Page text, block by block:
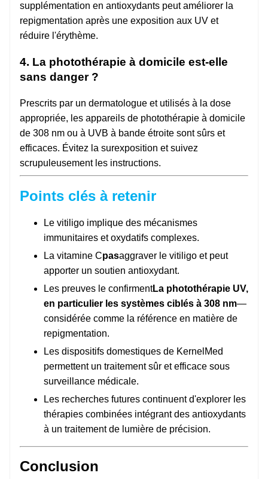
supplémentation en antioxydants peut améliorer la
repigmentation après une exposition aux UV et
réduire l'érythème.
4. La photothérapie à domicile est-elle
sans danger ?
Prescrits par un dermatologue et utilisés à la dose
appropriée, les appareils de photothérapie à domicile
de 308 nm ou à UVB à bande étroite sont sûrs et
efficaces. Évitez la surexposition et suivez
scrupuleusement les instructions.
Points clés à retenir
Le vitiligo implique des mécanismes
immunitaires et oxydatifs complexes.
La vitamine Cpasaggraver le vitiligo et peut
apporter un soutien antioxydant.
Les preuves le confirmentLa photothérapie UV,
en particulier les systèmes ciblés à 308 nm—
considérée comme la référence en matière de
repigmentation.
Les dispositifs domestiques de KernelMed
permettent un traitement sûr et efficace sous
surveillance médicale.
Les recherches futures continuent d'explorer les
thérapies combinées intégrant des antioxydants
à un traitement de lumière de précision.
Conclusion